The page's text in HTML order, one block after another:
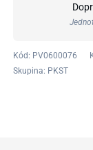
Kód: PV0600076
Skupina: PKST